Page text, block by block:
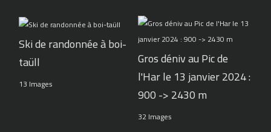
Ski de randonnée à boi-
taüll
13 Images
Gros déniv au Pic de
l'Har le 13 janvier 2024 :
900 -> 2430 m
32 Images